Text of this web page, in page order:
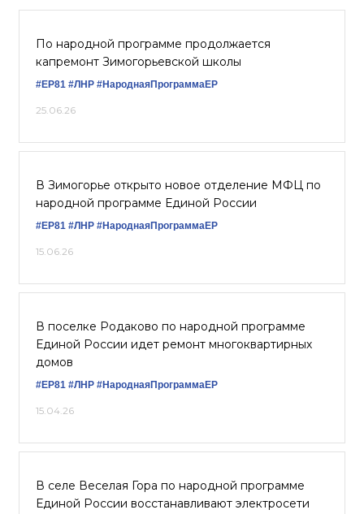
По народной программе продолжается
капремонт Зимогорьевской школы
#ЕР81 #ЛНР #НароднаяПрограммаЕР
25.06.26
В Зимогорье открыто новое отделение МФЦ по
народной программе Единой России
#ЕР81 #ЛНР #НароднаяПрограммаЕР
15.06.26
В поселке Родаково по народной программе
Единой России идет ремонт многоквартирных
домов
#ЕР81 #ЛНР #НароднаяПрограммаЕР
15.04.26
В селе Веселая Гора по народной программе
Единой России восстанавливают электросети